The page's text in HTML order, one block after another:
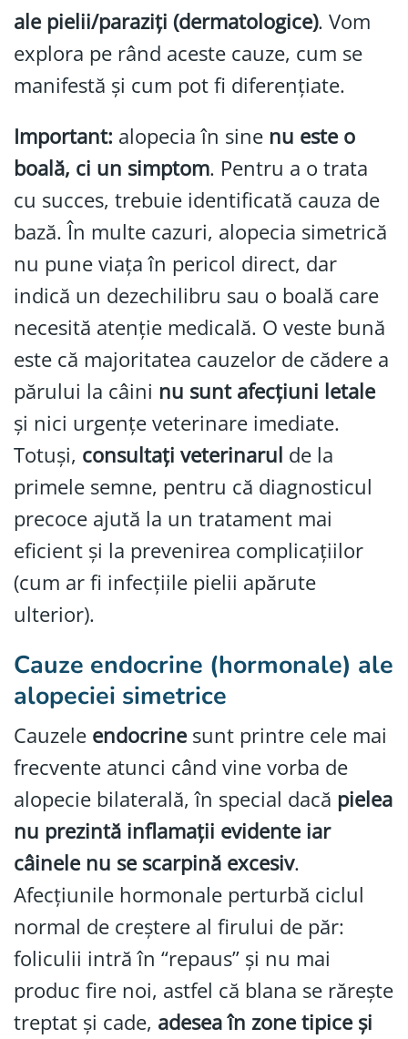
ale pielii/paraziți (dermatologice). Vom
explora pe rând aceste cauze, cum se
manifestă și cum pot fi diferențiate.
Important: alopecia în sine nu este o
boală, ci un simptom. Pentru a o trata
cu succes, trebuie identificată cauza de
bază. În multe cazuri, alopecia simetrică
nu pune viața în pericol direct, dar
indică un dezechilibru sau o boală care
necesită atenție medicală. O veste bună
este că majoritatea cauzelor de cădere a
părului la câini nu sunt afecțiuni letale
și nici urgențe veterinare imediate.
Totuși, consultați veterinarul de la
primele semne, pentru că diagnosticul
precoce ajută la un tratament mai
eficient și la prevenirea complicațiilor
(cum ar fi infecțiile pielii apărute
ulterior).
Cauze endocrine (hormonale) ale
alopeciei simetrice
Cauzele endocrinesunt printre cele mai
frecvente atunci când vine vorba de
alopecie bilaterală, în special dacă pielea
nu prezintă inflamații evidente iar
câinele nu se scarpină excesiv.
Afecțiunile hormonale perturbă ciclul
normal de creștere al firului de păr:
foliculii intră în “repaus” și nu mai
produc fire noi, astfel că blana se rărește
treptat și cade, adesea în zone tipice și